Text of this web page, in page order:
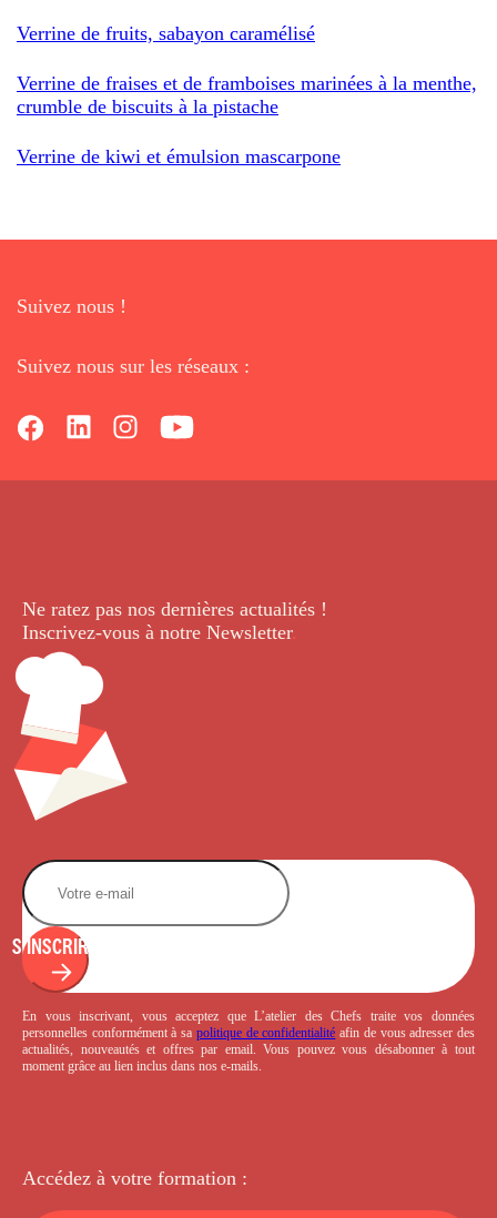
Verrine de fruits, sabayon caramélisé
Verrine de fraises et de framboises marinées à la menthe,
crumble de biscuits à la pistache
Verrine de kiwi et émulsion mascarpone
Suivez nous !
Suivez nous sur les réseaux :
Ne ratez pas nos dernières actualités !
Inscrivez-vous à notre Newsletter.
S'INSCRIRE
En vous inscrivant, vous acceptez que L’atelier des Chefs traite vos données
personnelles conformément à sa politique de confidentialité afin de vous adresser des
actualités, nouveautés et offres par email. Vous pouvez vous désabonner à tout
moment grâce au lien inclus dans nos e-mails.
Accédez à votre formation :